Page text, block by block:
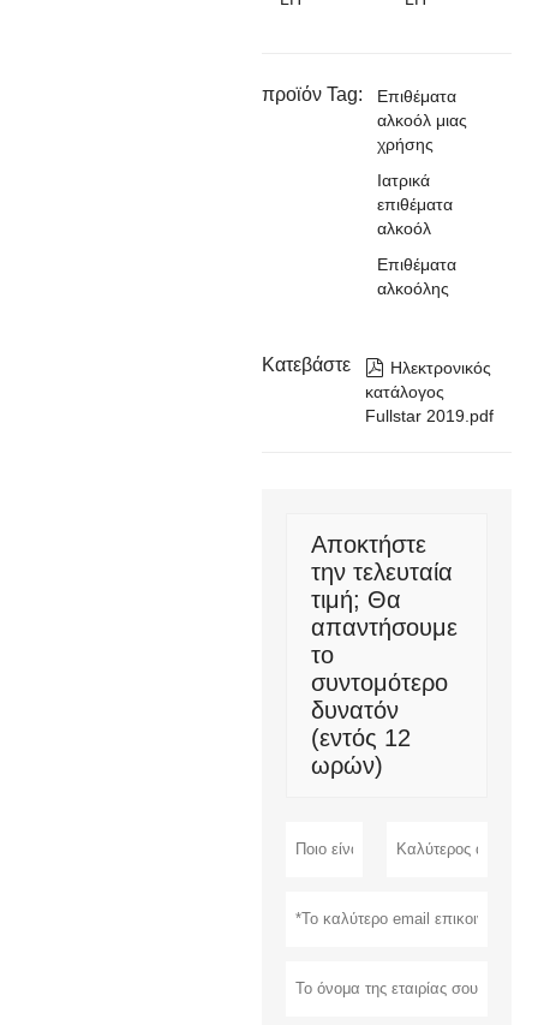
προϊόν Tag:
Επιθέματα
αλκοόλ μιας
χρήσης
Ιατρικά
επιθέματα
αλκοόλ
Επιθέματα
αλκοόλης
Κατεβάστε  Ηλεκτρονικός
κατάλογος
Fullstar 2019.pdf
Αποκτήστε
την τελευταία
τιμή; Θα
απαντήσουμε
το
συντομότερο
δυνατόν
(εντός 12
ωρών)